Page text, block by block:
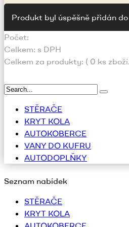
Produkt byl úspěšně přidán
Počet:
Celkem: s DPH
Celkem za produkty: ( 0 ks zboží.
STĚRAČE
KRYT KOLA
AUTOKOBERCE
VANY DO KUFRU
AUTODOPLŇKY
Seznam nabídek
STĚRAČE
KRYT KOLA